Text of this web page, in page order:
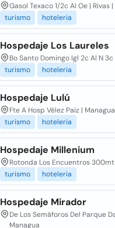
Gasol Texaco 1/2c Al Oe |
turismo
hoteleria
Hospedaje Los Laureles
Bo Santo Domingo Igl 2c Al N
turismo
hoteleria
Hospedaje Lulú
Fte A Hosp Vélez Paiz |
turismo
hoteleria
Hospedaje Millenium
Rotonda Los Encuentros
turismo
hoteleria
Hospedaje Mirador
De Los Semáforos Del Parque
Managua